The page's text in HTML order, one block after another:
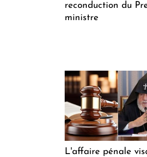
reconduction du
ministre
L'affaire pénale